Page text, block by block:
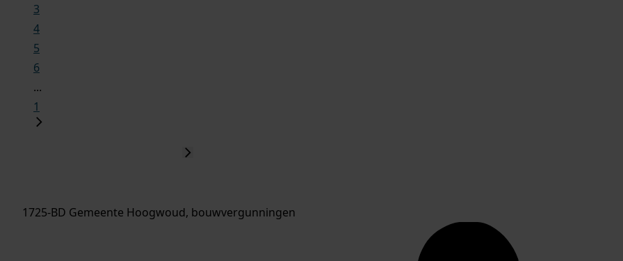
3
4
5
6
...
1
1725-BD Gemeente Hoogwoud, bouwvergunningen